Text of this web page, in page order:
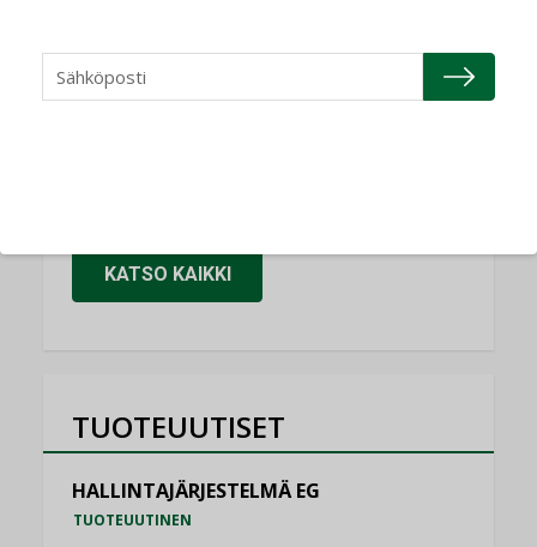
Granlund Oy
KATSO KAIKKI
TUOTEUUTISET
HALLINTAJÄRJESTELMÄ EG
TUOTEUUTINEN